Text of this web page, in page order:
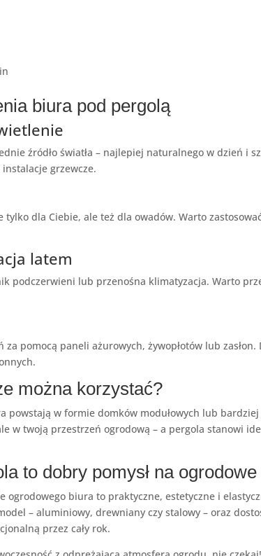
biura pod pergolą
źródło światła – najlepiej naturalnego w dzień i
grzewcze.
tylko dla Ciebie, ale też dla owadów. Warto
latem
podczerwieni lub przenośna klimatyzacja. Warto
pomocą paneli ażurowych, żywopłotów lub
można korzystać?
powstają w formie domków modułowych lub
w twoją przestrzeń ogrodową – a pergola stanowi
to dobry pomysł na
ogrodowego biura to praktyczne, estetyczne i
– aluminiowy, drewniany czy stalowy – oraz
przez cały rok.